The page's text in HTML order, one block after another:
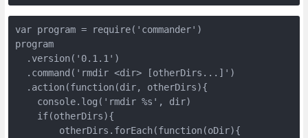
var program = require('commander')
program
  .version('0.1.1')
  .command('rmdir <dir> [otherDirs...]')
  .action(function(dir, otherDirs){
    console.log('rmdir %s', dir)
    if(otherDirs){
        otherDirs.forEach(function(oDir){